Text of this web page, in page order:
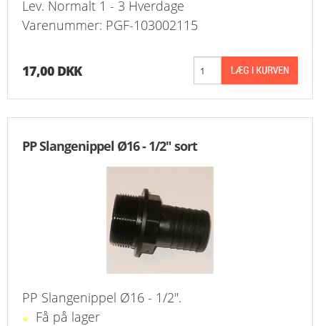
Lev. Normalt 1 - 3 Hverdage
Varenummer: PGF-103002115
17,00 DKK
PP Slangenippel Ø16 - 1/2" sort
PP Slangenippel Ø16 - 1/2".
Få på lager